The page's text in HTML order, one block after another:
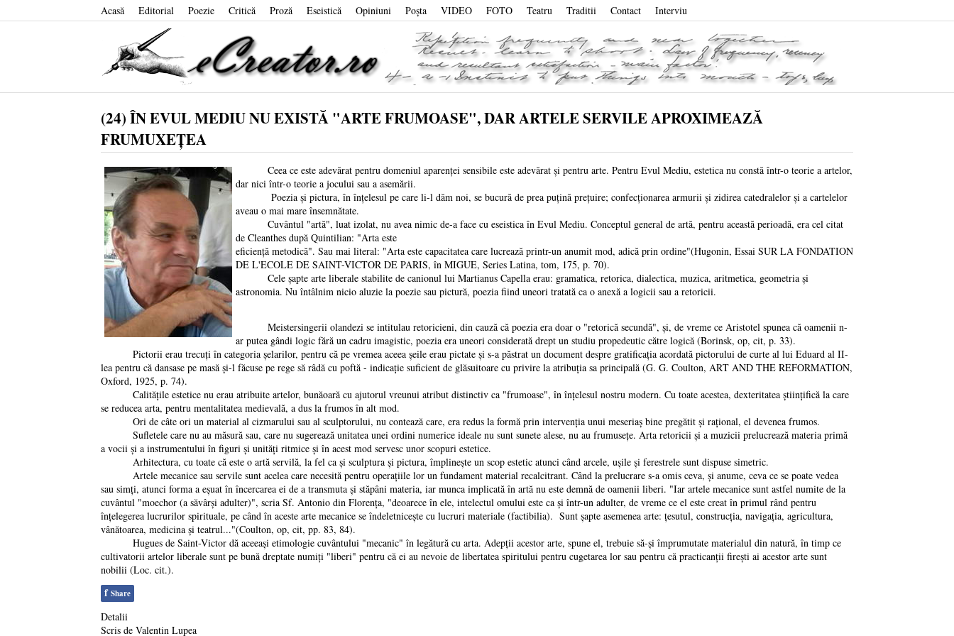
Acasă Editorial Poezie Critică Proză Eseistică Opiniuni Poşta VIDEO FOTO Teatru Traditii Contact Interviu
(24) ÎN EVUL MEDIU NU EXISTĂ "ARTE FRUMOASE", DAR ARTELE SERVILE APROXIMEAZĂ
FRUMUXEȚEA
Ceea ce este adevărat pentru domeniul aparenței sensibile este adevărat și pentru arte. Pentru Evul Mediu, estetica nu constă într-o teorie a artelor,
dar nici într-o teorie a jocului sau a asemării.
Poezia și pictura, în înțelesul pe care li-l dăm noi, se bucură de prea puțină prețuire; confecționarea armurii și zidirea catedralelor și a cartelelor
aveau o mai mare însemnătate.
Cuvântul "artă", luat izolat, nu avea nimic de-a face cu eseistica în Evul Mediu. Conceptul general de artă, pentru această perioadă, era cel citat
de Cleanthes după Quintilian: "Arta este
eficiență metodică". Sau mai literal: "Arta este capacitatea care lucrează printr-un anumit mod, adică prin ordine"(Hugonin, Essai SUR LA FONDATION
DE L'ECOLE DE SAINT-VICTOR DE PARIS, în MIGUE, Series Latina, tom, 175, p. 70).
Cele șapte arte liberale stabilite de canionul lui Martianus Capella erau: gramatica, retorica, dialectica, muzica, aritmetica, geometria și
astronomia. Nu întâlnim nicio aluzie la poezie sau pictură, poezia fiind uneori tratată ca o anexă a logicii sau a retoricii.
Meistersingerii olandezi se intitulau retoricieni, din cauză că poezia era doar o "retorică secundă", și, de vreme ce Aristotel spunea că oamenii n-
ar putea gândi logic fără un cadru imagistic, poezia era uneori considerată drept un studiu propedeutic către logică (Borinsk, op, cit, p. 33).
Pictorii erau trecuți în categoria șelarilor, pentru că pe vremea aceea șeile erau pictate și s-a păstrat un document despre gratificația acordată pictorului de curte al lui Eduard al II-
lea pentru că dansase pe masă și-l făcuse pe rege să râdă cu poftă - indicație suficient de glăsuitoare cu privire la atribuția sa principală (G. G. Coulton, ART AND THE REFORMATION,
Oxford, 1925, p. 74).
Calitățile estetice nu erau atribuite artelor, bunăoară cu ajutorul vreunui atribut distinctiv ca "frumoase", în înțelesul nostru modern. Cu toate acestea, dexteritatea științifică la care
se reducea arta, pentru mentalitatea medievală, a dus la frumos în alt mod.
Ori de câte ori un material al cizmarului sau al sculptorului, nu contează care, era redus la formă prin intervenția unui meseriaș bine pregătit și rațional, el devenea frumos.
Sufletele care nu au măsură sau, care nu sugerează unitatea unei ordini numerice ideale nu sunt sunete alese, nu au frumusețe. Arta retoricii și a muzicii prelucrează materia primă
a vocii și a instrumentului în figuri și unități ritmice și în acest mod servesc unor scopuri estetice.
Arhitectura, cu toate că este o artă servilă, la fel ca și sculptura și pictura, împlinește un scop estetic atunci când arcele, ușile și ferestrele sunt dispuse simetric.
Artele mecanice sau servile sunt acelea care necesită pentru operațiile lor un fundament material recalcitrant. Când la prelucrare s-a omis ceva, și anume, ceva ce se poate vedea
sau simți, atunci forma a eșuat în încercarea ei de a transmuta și stăpâni materia, iar munca implicată în artă nu este demnă de oamenii liberi. "Iar artele mecanice sunt astfel numite de la
cuvântul "moechor (a săvârși adulter)", scria Sf. Antonio din Florența, "deoarece în ele, intelectul omului este ca și într-un adulter, de vreme ce el este creat în primul rând pentru
înțelegerea lucrurilor spirituale, pe când în aceste arte mecanice se îndeletnicește cu lucruri materiale (factibilia). Sunt șapte asemenea arte: țesutul, construcția, navigația, agricultura,
vânătoarea, medicina și teatrul..."(Coulton, op, cit, pp. 83, 84).
Hugues de Saint-Victor dă aceeași etimologie cuvântului "mecanic" în legătură cu arta. Adepții acestor arte, spune el, trebuie să-și împrumutate materialul din natură, în timp ce
cultivatorii artelor liberale sunt pe bună dreptate numiți "liberi" pentru că ei au nevoie de libertatea spiritului pentru cugetarea lor sau pentru că practicanții firești ai acestor arte sunt
nobilii (Loc. cit.).
f Share
Detalii
Scris de Valentin Lupea